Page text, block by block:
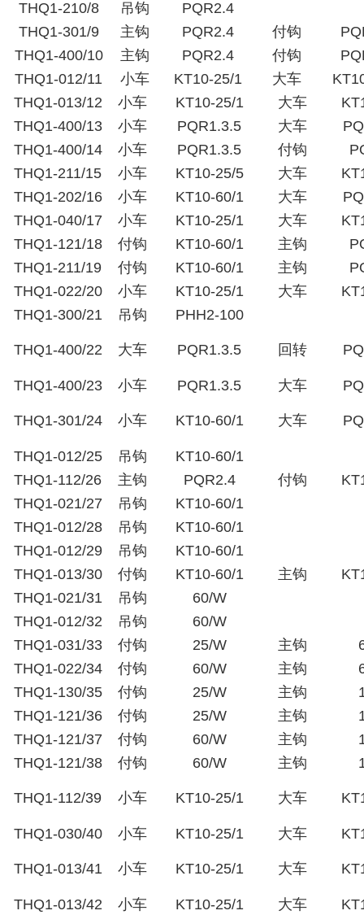
THQ1-210/8
吊钩
PQR2.4
THQ1-301/9
主钩 PQR2.4 付钩
THQ1-400/10
主钩 PQR2.4 付钩
THQ1-012/11
小车 KT10-25/1 大车
THQ1-013/12
小车 KT10-25/1 大车
THQ1-400/13
小车 PQR1.3.5 大车
THQ1-400/14
小车 PQR1.3.5 付钩
THQ1-211/15
小车 KT10-25/5 大车
THQ1-202/16
小车 KT10-60/1 大车
THQ1-040/17
小车 KT10-25/1 大车
THQ1-121/18
付钩 KT10-60/1 主钩
THQ1-211/19
付钩 KT10-60/1 主钩
THQ1-022/20
小车 KT10-25/1 大车
THQ1-300/21
吊钩 PHH2-100
THQ1-400/22 大车 PQR1.3.5 回转
THQ1-400/23 小车 PQR1.3.5 大车
THQ1-301/24 小车 KT10-60/1 大车
THQ1-012/25 吊钩
KT10-60/1
THQ1-112/26
主钩 PQR2.4 付钩
THQ1-021/27
吊钩
KT10-60/1
THQ1-012/28
吊钩
KT10-60/1
THQ1-012/29
吊钩
KT10-60/1
THQ1-013/30
付钩 KT10-60/1 主钩
THQ1-021/31
吊钩
60/W
THQ1-012/32
吊钩
60/W
THQ1-031/33
付钩 25/W 主钩
THQ1-022/34
付钩 60/W 主钩
THQ1-130/35
付钩 25/W 主钩
THQ1-121/36
付钩 25/W 主钩
THQ1-121/37
付钩 60/W 主钩
THQ1-121/38
付钩 60/W 主钩
THQ1-112/39 小车 KT10-25/1 大车
THQ1-030/40 小车 KT10-25/1 大车
THQ1-013/41 小车 KT10-25/1 大车
THQ1-013/42 小车 KT10-25/1 大车